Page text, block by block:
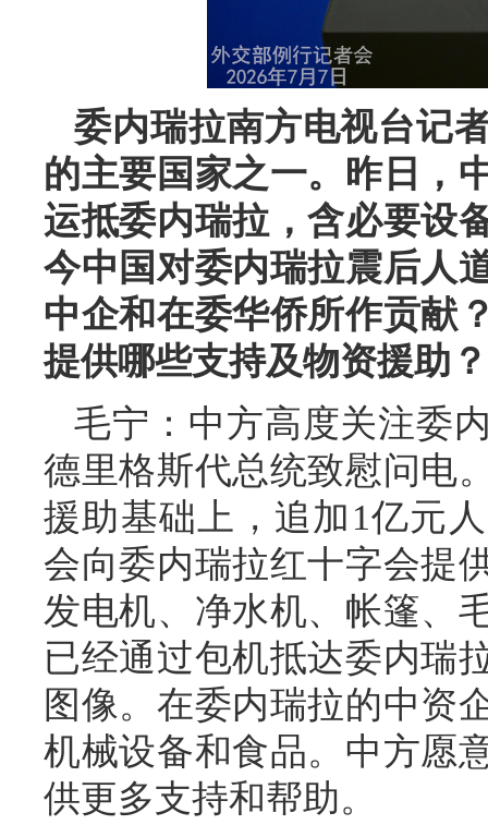
委内瑞拉南方电视台记
的主要国家之一。昨日，
运抵委内瑞拉，含必要设
今中国对委内瑞拉震后人
中企和在委华侨所作贡献
提供哪些支持及物资援助？
毛宁：中方高度关注委
德里格斯代总统致慰问电
援助基础上，追加1亿元
会向委内瑞拉红十字会提
发电机、净水机、帐篷、
已经通过包机抵达委内瑞
图像。在委内瑞拉的中资
机械设备和食品。中方愿
供更多支持和帮助。